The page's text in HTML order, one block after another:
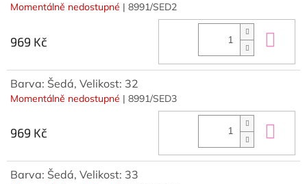
Momentálně nedostupné | 8991/SED2
969 Kč
Barva: Šedá, Velikost: 32
Momentálně nedostupné | 8991/SED3
969 Kč
Barva: Šedá, Velikost: 33